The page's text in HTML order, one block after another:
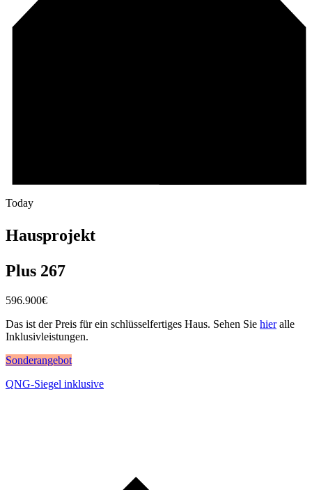
Today
Hausprojekt
Plus 267
596.900€
Das ist der Preis für ein schlüsselfertiges Haus. Sehen Sie hieralle
Inklusivleistungen.
Sonderangebot
QNG-Siegel inklusive